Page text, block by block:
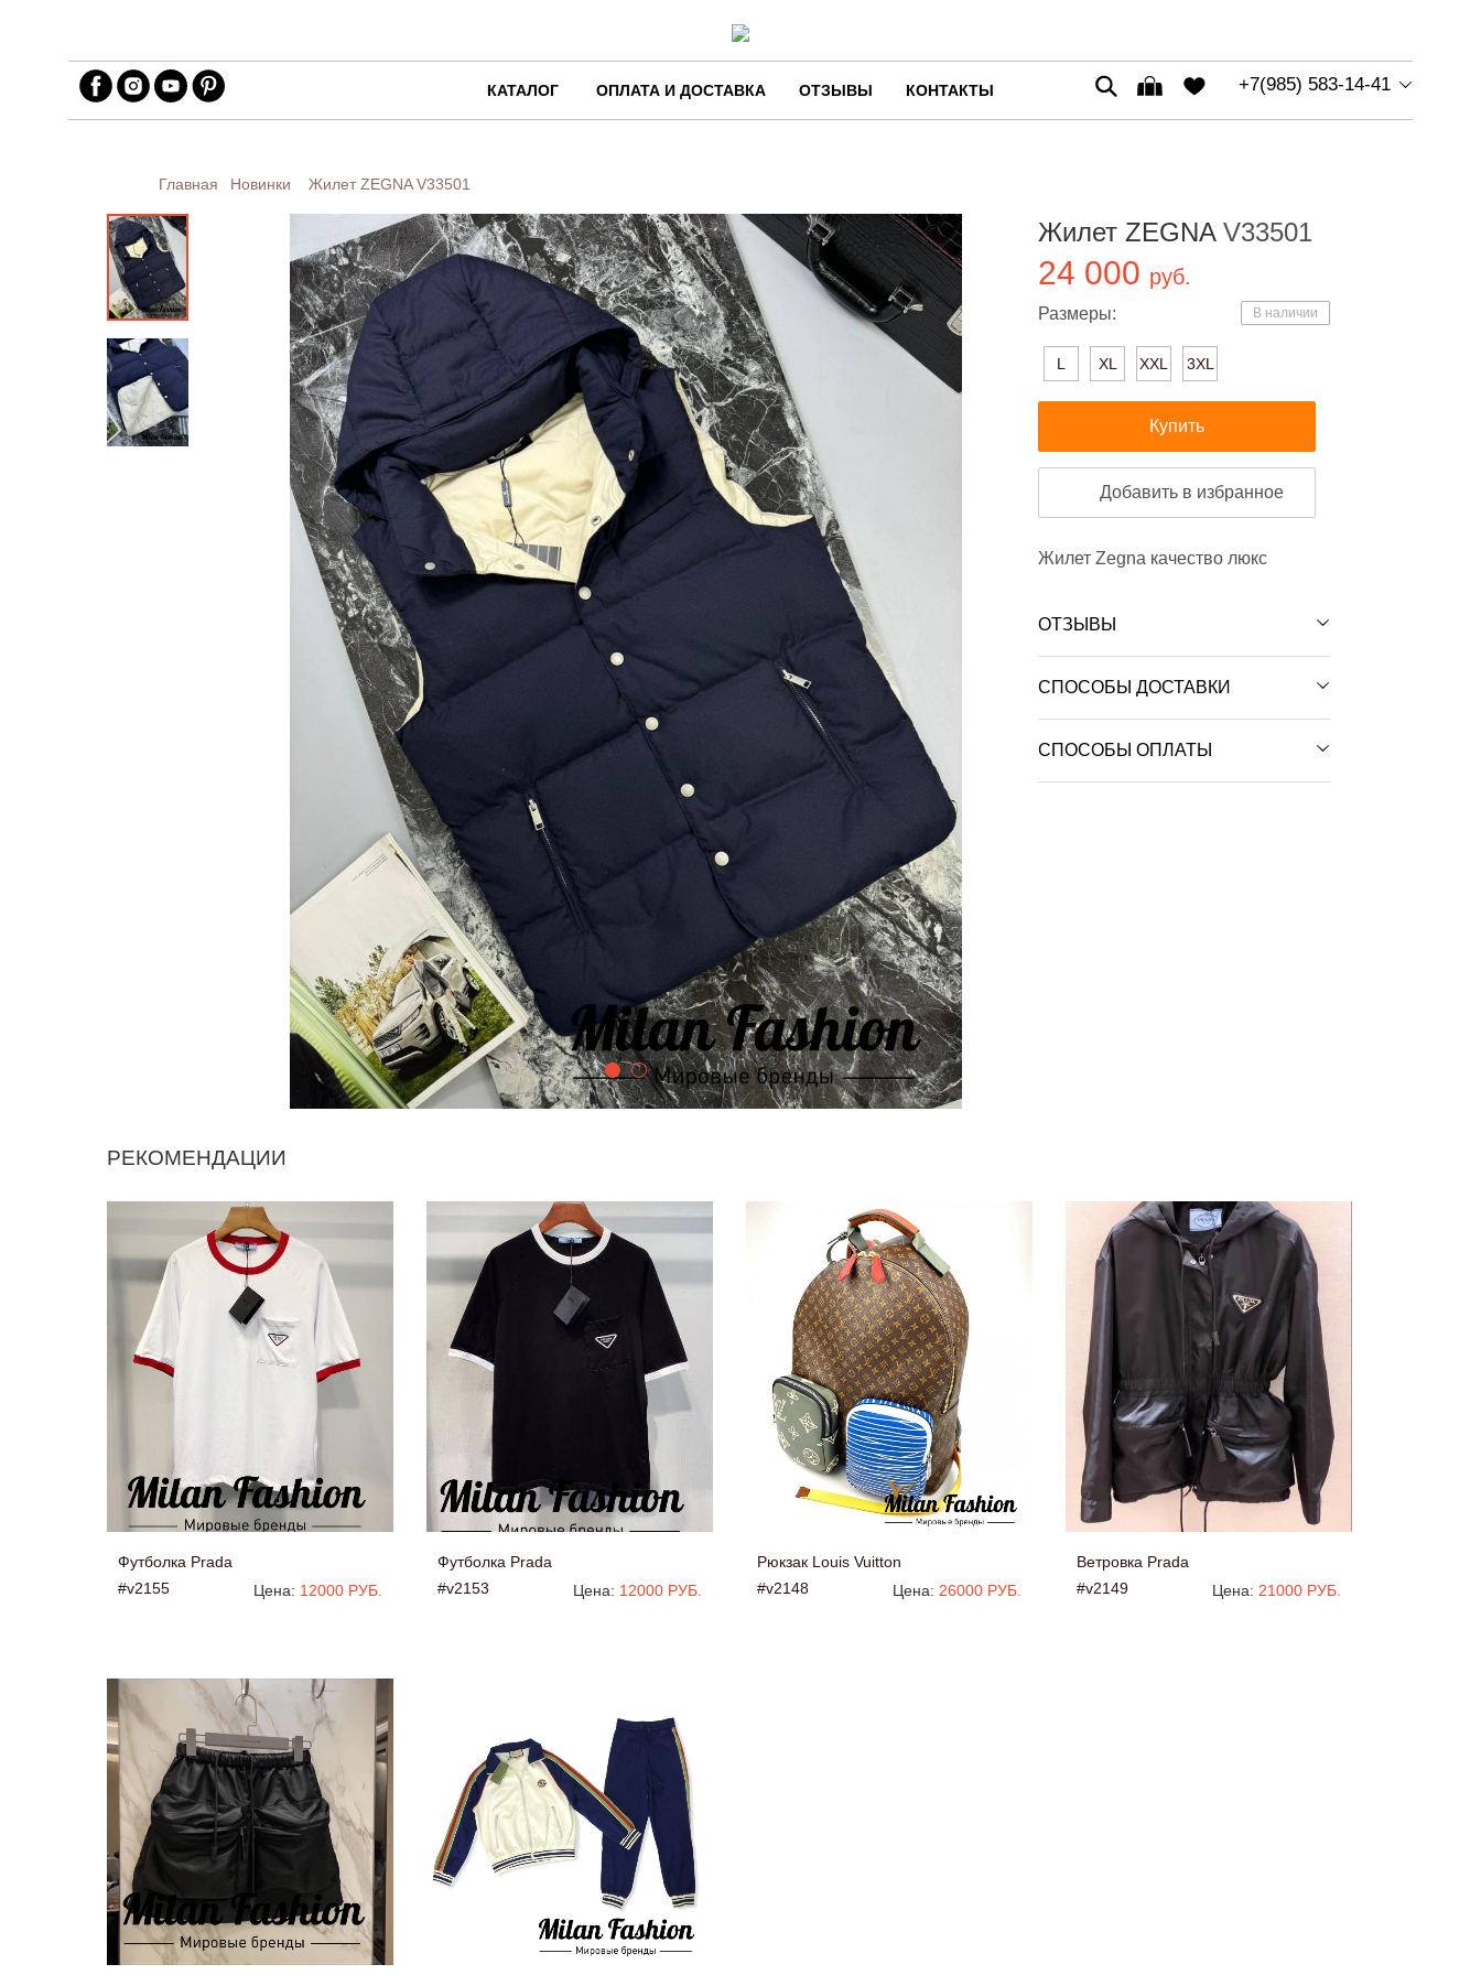
КАТАЛОГ ОПЛАТА И ДОСТАВКА ОТЗЫВЫ КОНТАКТЫ +7(985) 583-14-41
Главная Новинки Жилет ZEGNAV33501
Жилет ZEGNA V33501
24 000 руб.
В наличии
Размеры:
L XL XXL 3XL
Купить
Добавить в избранное
Жилет Zegna качество люкс
ОТЗЫВЫ
СПОСОБЫ ДОСТАВКИ
СПОСОБЫ ОПЛАТЫ
РЕКОМЕНДАЦИИ
Футболка Prada
#v2155
Цена: 12000 РУБ.
Футболка Prada
#v2153
Цена: 12000 РУБ.
Рюкзак Louis Vuitton
#v2148
Цена: 26000 РУБ.
Ветровка Prada
#v2149
Цена: 21000 РУБ.